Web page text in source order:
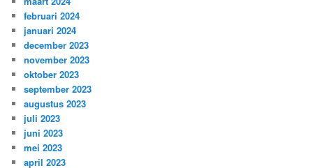
februari 2024
januari 2024
december 2023
november 2023
oktober 2023
september 2023
augustus 2023
juli 2023
juni 2023
mei 2023
april 2023